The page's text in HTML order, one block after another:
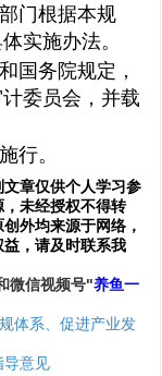
门根据本规
实施办法。
国务院规定，
委员会，并载
行。
章仅供个人学习参
未经授权不得转
外均来源于网络，
，请及时联系我
微信视频号"养鱼一
体系、促进产业发
导意见